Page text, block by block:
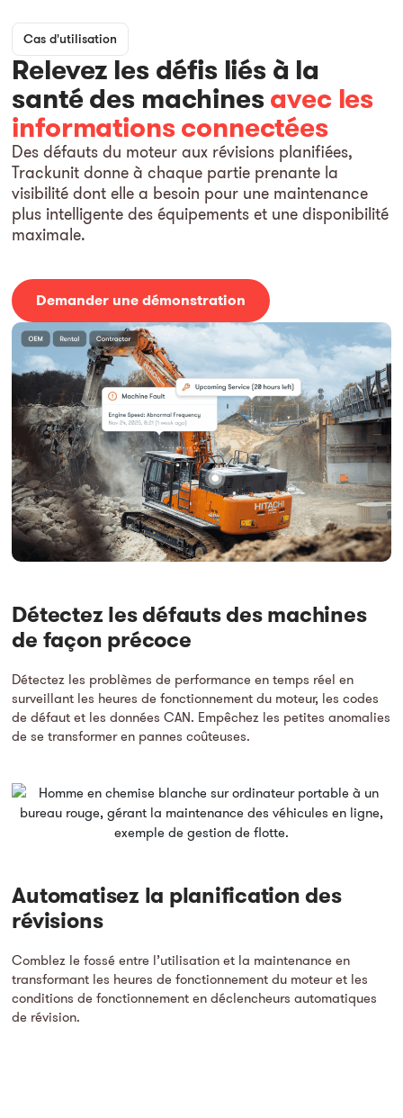
Cas d'utilisation
Relevez les défis liés à la
santé des machinesavec les
informations connectées
Des défauts du moteur aux révisions planifiées,
Trackunit donne à chaque partie prenante la
visibilité dont elle a besoin pour une maintenance
plus intelligente des équipements et une disponibilité
maximale.
Demander une démonstration
Détectez les défauts des machines
de façon précoce
Détectez les problèmes de performance en temps réel en
surveillant les heures de fonctionnement du moteur, les codes
de défaut et les données CAN. Empêchez les petites anomalies
de se transformer en pannes coûteuses.
Automatisez la planification des
révisions
Comblez le fossé entre l’utilisation et la maintenance en
transformant les heures de fonctionnement du moteur et les
conditions de fonctionnement en déclencheurs automatiques
de révision.